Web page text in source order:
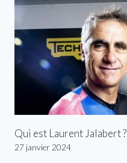
Qui est Laurent Jalabert ?
27 janvier 2024